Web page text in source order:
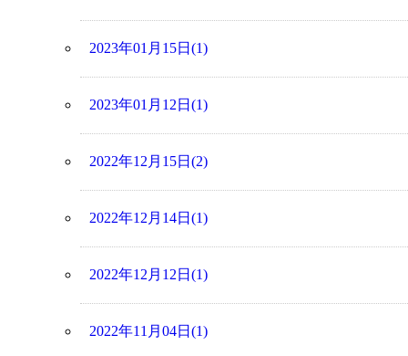
2023年01月15日(1)
2023年01月12日(1)
2022年12月15日(2)
2022年12月14日(1)
2022年12月12日(1)
2022年11月04日(1)